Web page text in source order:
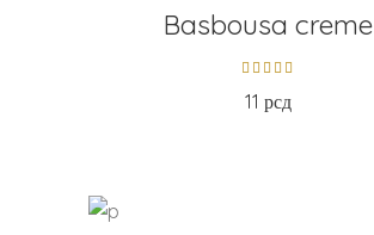
Basbousa creme
11 рсд
ADD TO CART